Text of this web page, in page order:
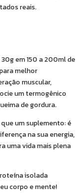
reais.
em 150 a 200ml de
melhor
muscular,
um termogênico
de gordura.
que um suplemento: é
na sua energia,
uma vida mais plena
isolada
corpo e mente!